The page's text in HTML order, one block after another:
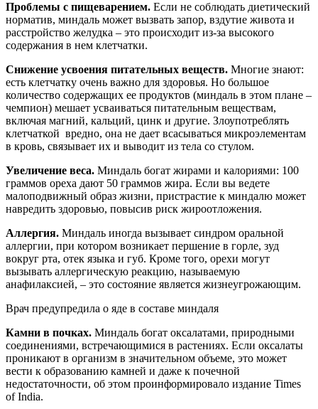
Проблемы с пищеварением. Если не соблюдать диетический
норматив, миндаль может вызвать запор, вздутие живота и
расстройство желудка – это происходит из-за высокого
содержания в нем клетчатки.
Снижение усвоения питательных веществ. Многие знают:
есть клетчатку очень важно для здоровья. Но большое
количество содержащих ее продуктов (миндаль в этом плане –
чемпион) мешает усваиваться питательным веществам,
включая магний, кальций, цинк и другие. Злоупотреблять
клетчаткой вредно, она не дает всасываться микроэлементам
в кровь, связывает их и выводит из тела со стулом.
Увеличение веса. Миндаль богат жирами и калориями: 100
граммов ореха дают 50 граммов жира. Если вы ведете
малоподвижный образ жизни, пристрастие к миндалю может
навредить здоровью, повысив риск жироотложения.
Аллергия. Миндаль иногда вызывает синдром оральной
аллергии, при котором возникает першение в горле, зуд
вокруг рта, отек языка и губ. Кроме того, орехи могут
вызывать аллергическую реакцию, называемую
анафилаксией, – это состояние является жизнеугрожающим.
Врач предупредила о яде в составе миндаля
Камни в почках. Миндаль богат оксалатами, природными
соединениями, встречающимися в растениях. Если оксалаты
проникают в организм в значительном объеме, это может
вести к образованию камней и даже к почечной
недостаточности, об этом проинформировало издание Times
of India.